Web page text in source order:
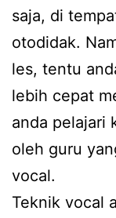
saja, di
otodidak.
les, tentu
lebih cepat
anda pelajari
oleh guru
vocal.
Teknik vocal